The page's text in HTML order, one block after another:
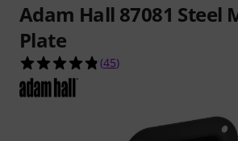
Adam Hall 87081 Steel
Plate
4.8 von 5 Sternen aus 45
(45)